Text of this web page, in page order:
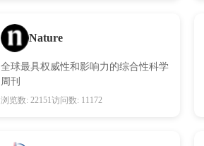
Nature
全球最具权威性和影响力的综合性科学
周刊
浏览数: 22151访问数: 11172